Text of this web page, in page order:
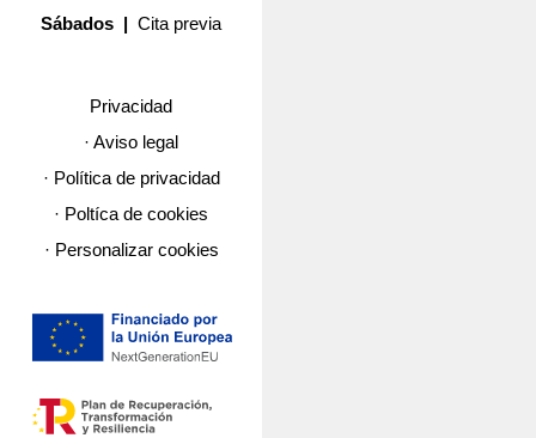
Sábados |Cita previa
Privacidad
· Aviso legal
· Política de privacidad
· Poltíca de cookies
· Personalizar cookies